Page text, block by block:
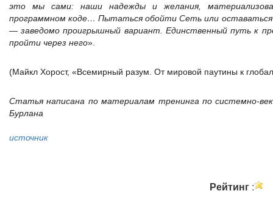
это мы сами: наши надежды и желания,
программном коде… Пытаться обойти Сеть или
— заведомо проигрышный вариант. Единственный путь к
пройти через него».
(Майкл Хорост, «Всемирный разум. От мировой паутины к
Статья написана по материалам тренинга по системно-
Бурлана
источник
Рейтинг :